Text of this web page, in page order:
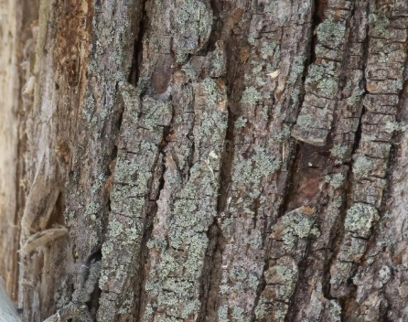
À
© 2025 William Lévesque